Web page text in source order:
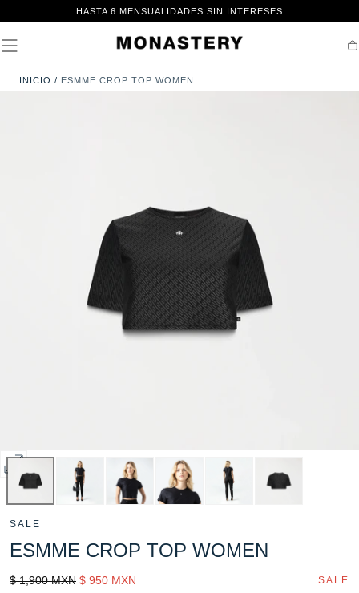
CONTENIDO
HASTA 6 MENSUALIDADES SIN INTERESES
Abrir
multimedia
en
modal
INICIO / ESMME CROP TOP WOMEN
SALE
ESMME CROP TOP WOMEN
Precio
$ 1,900 MXN Sale
$ 950 MXN
SALE